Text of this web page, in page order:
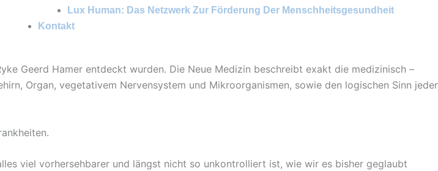
Lux Human: Das Netzwerk Zur Förderung Der Menschheitsgesundheit
Kontakt
Geerd Hamer entdeckt wurden. Die Neue Medizin beschreibt exakt die medizinisch –
Organ, vegetativem Nervensystem und Mikroorganismen, sowie den logischen Sinn jeder
viel vorhersehbarer und längst nicht so unkontrolliert ist, wie wir es bisher geglaubt